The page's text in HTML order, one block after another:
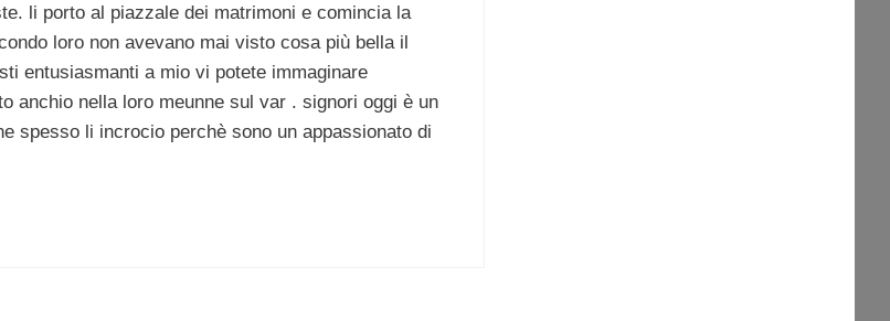
li porto al piazzale dei matrimoni e comincia la
loro non avevano mai visto cosa più bella il
entusiasmanti a mio vi potete immaginare
anchio nella loro meunne sul var . signori oggi è un
spesso li incrocio perchè sono un appassionato di